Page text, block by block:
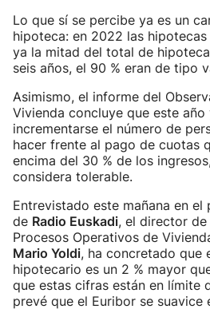
Lo que sí se percibe ya es un
hipoteca: en 2022 las
ya la mitad del total de
seis años, el 90 % eran de tipo
Asimismo, el informe del
Vivienda concluye que este
incrementarse el número de
hacer frente al pago de cuotas
encima del 30 % de los
considera tolerable.
Entrevistado este mañana en el
de Radio Euskadi, el director
Procesos Operativos de
Mario Yoldi, ha concretado que
hipotecario es un 2 % mayor
que estas cifras están en límite
prevé que el Euribor se suavice